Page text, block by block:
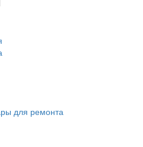
для ремонта